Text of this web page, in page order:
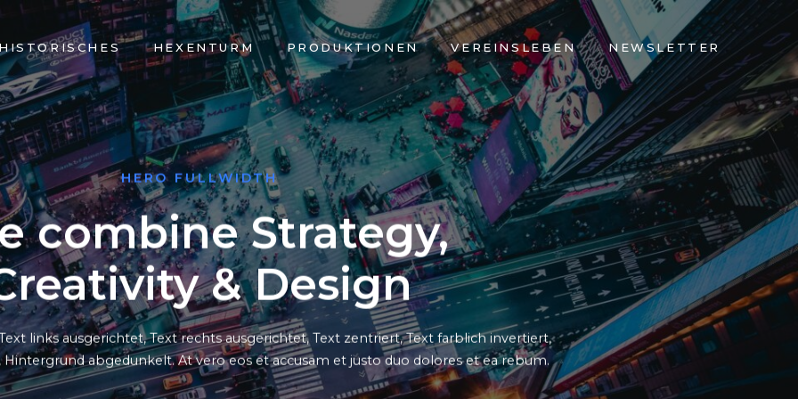
HISTORISCHES HEXENTURM PRODUKTIONEN VEREINSLEBEN NEWSLETTER
HERO FULLWIDTH
combine Strategy,
& Design
links ausgerichtet, Text rechts ausgerichtet, Text zentriert, Text farblich invertiert,
Hintergrund abgedunkelt. At vero eos et accusam et justo duo dolores et ea rebum.